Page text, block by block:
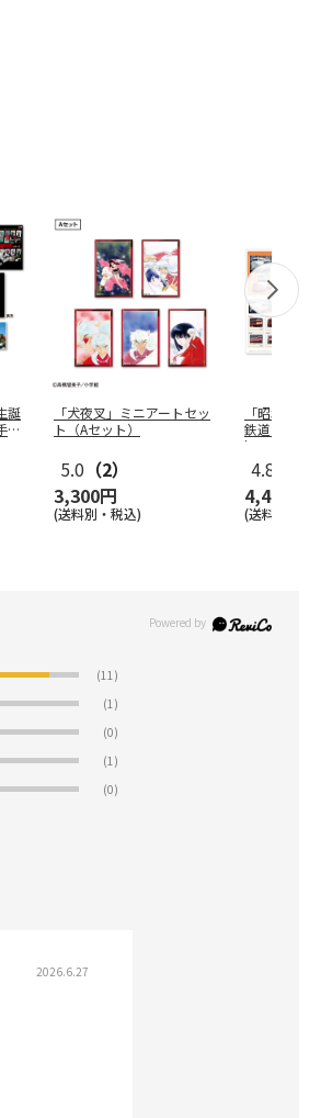
誕
セ
「犬夜叉」ミニアートセッ
ト（Aセット）
5.0 （2）
3,300円
(送料別・税込)
「昭和100
鉄道フレー
l
4.8
4,400円
(送料別・税
(11)
(1)
(0)
(1)
(0)
2026.6.27